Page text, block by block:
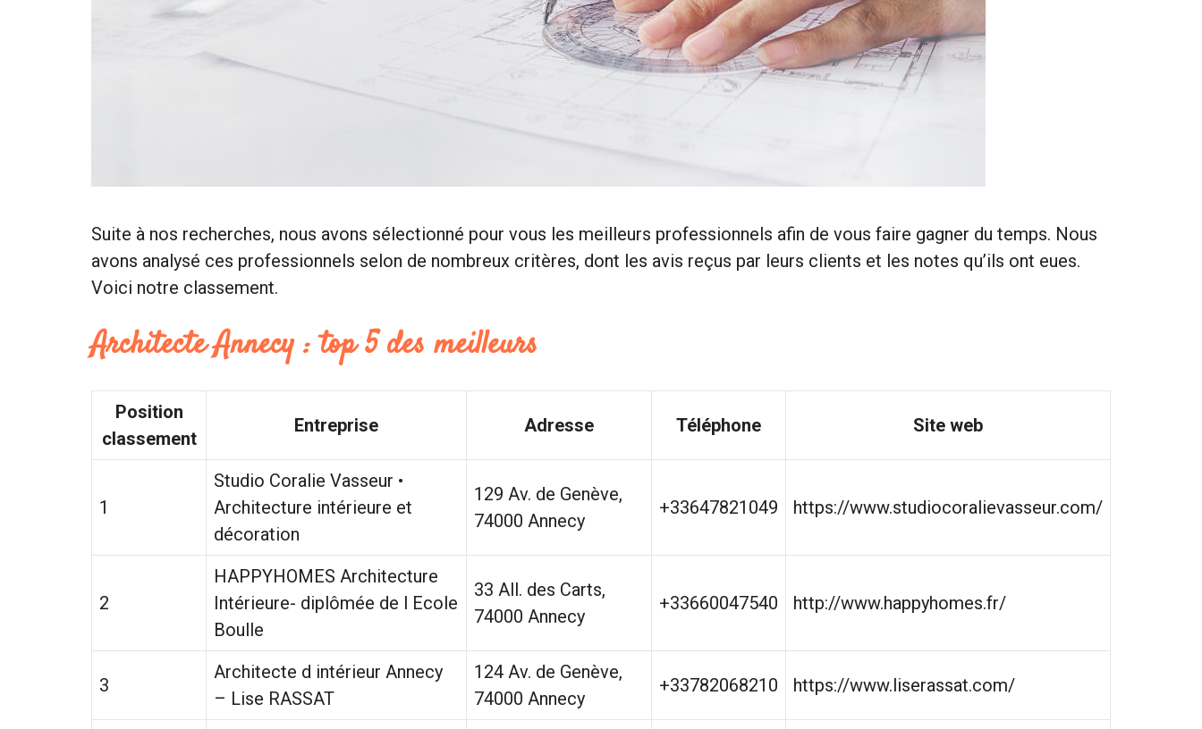
Suite à nos recherches, nous avons sélectionné pour vous les meilleurs professionnels afin de vous faire gagner du temps. Nous
avons analysé ces professionnels selon de nombreux critères, dont les avis reçus par leurs clients et les notes qu’ils ont eues.
Voici notre classement.
Architecte Annecy : top 5 des meilleurs
Position
classement
Entreprise Adresse Téléphone Site web
1
Studio Coralie Vasseur •
Architecture intérieure et
décoration
129 Av. de Genève,
74000 Annecy
+33647821049 https://www.studiocoralievasseur.com/
2
HAPPYHOMES Architecture
Intérieure- diplômée de l Ecole
Boulle
33 All. des Carts,
74000 Annecy
+33660047540 http://www.happyhomes.fr/
3
Architecte d intérieur Annecy
– Lise RASSAT
124 Av. de Genève,
74000 Annecy
+33782068210 https://www.liserassat.com/